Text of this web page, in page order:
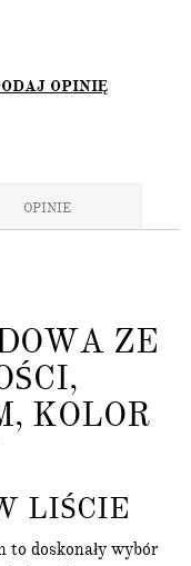
OPINIĘ
OPINIE
ZE
KOLOR
LIŚCIE
to doskonały wybór